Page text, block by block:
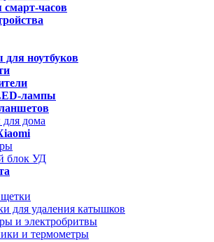
часов
ноутбуков
лампы
дома
блок УД
для удаления катышков
и электробритвы
и термометры